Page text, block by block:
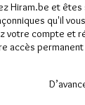
- RSS
Hiram.be et
qu'il
votre compte et
accès